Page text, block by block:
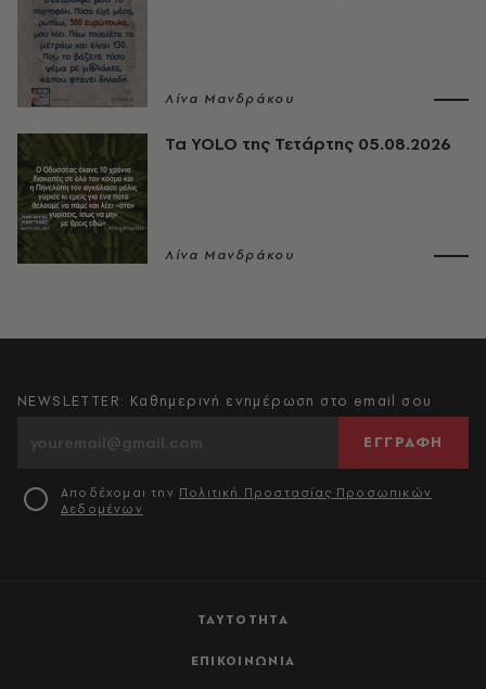
Λίνα Μανδράκου
Τα YOLO της Τετάρτης 05.08.2026
Λίνα Μανδράκου
ΤΑΥΤΟΤΗΤΑ
ΕΠΙΚΟΙΝΩΝΙΑ
NEWSLETTER: Καθημερινή ενημέρωση στο email σου
ΕΓΓΡΑΦΗ
Αποδέχομαι την Πολιτική Προστασίας Προσωπικών
Δεδομένων